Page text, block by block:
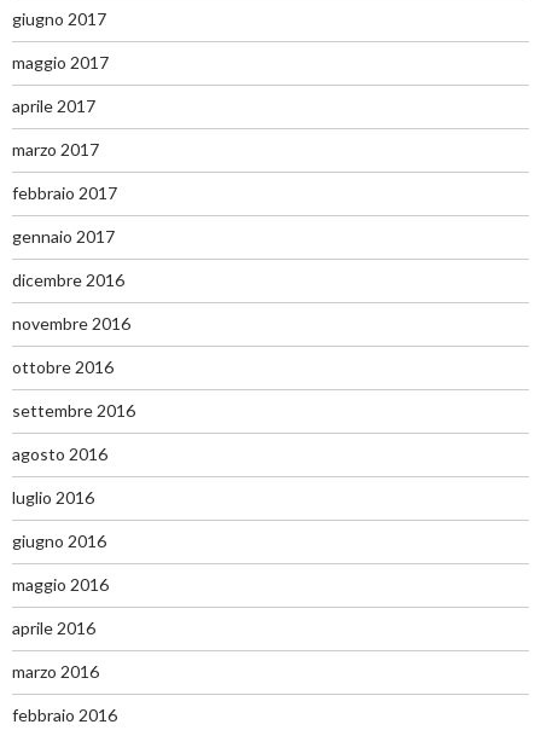
giugno 2017
maggio 2017
aprile 2017
marzo 2017
febbraio 2017
gennaio 2017
dicembre 2016
novembre 2016
ottobre 2016
settembre 2016
agosto 2016
luglio 2016
giugno 2016
maggio 2016
aprile 2016
marzo 2016
febbraio 2016